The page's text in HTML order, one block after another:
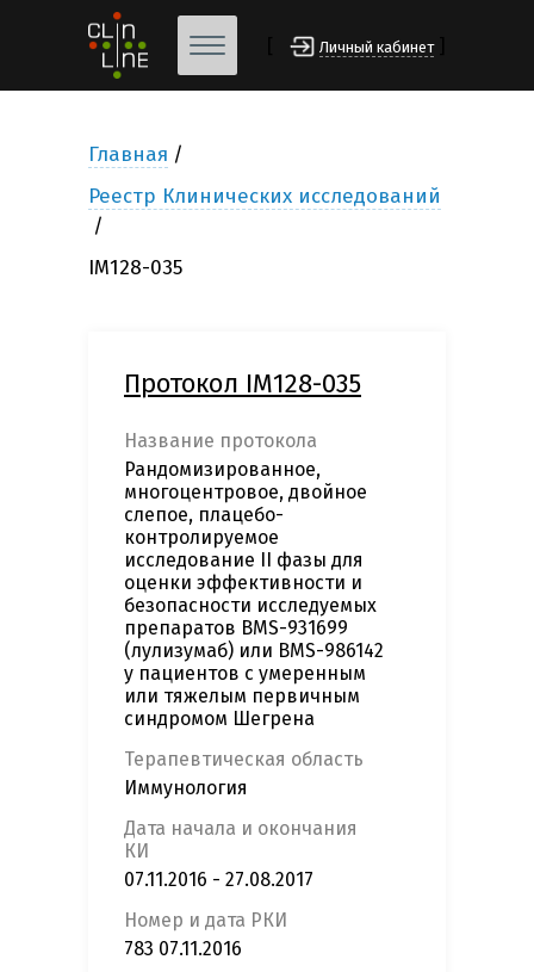
Личный кабинет
Главная
Реестр Клинических исследований
IM128-035
Протокол IM128-035
Название протокола
Рандомизированное,
многоцентровое, двойное
слепое, плацебо-
контролируемое
исследование II фазы для
оценки эффективности и
безопасности исследуемых
препаратов BMS-931699
(лулизумаб) или BMS-986142
у пациентов с умеренным
или тяжелым первичным
синдромом Шегрена
Терапевтическая область
Иммунология
Дата начала и окончания
КИ
07.11.2016 - 27.08.2017
Номер и дата РКИ
783 07.11.2016